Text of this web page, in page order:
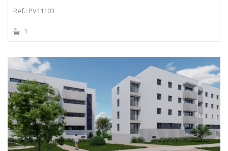
Ref.: PV11103
1